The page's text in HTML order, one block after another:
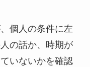
個人の条件に左
の話か、時期が
いないかを確認